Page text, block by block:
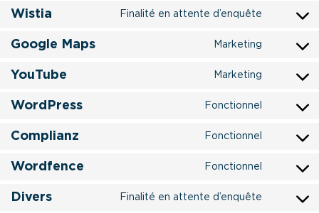
rocket
service
scout
Wistia Finalité en attente d’enquête
Consent
service
Google Maps Marketing
Consent
service
YouTube Marketing
Consent
service
WordPress Fonctionnel
Consent
service
Complianz Fonctionnel
Consent
service
Wordfence Fonctionnel
Consent
service
Divers Finalité en attente d’enquête
Consent